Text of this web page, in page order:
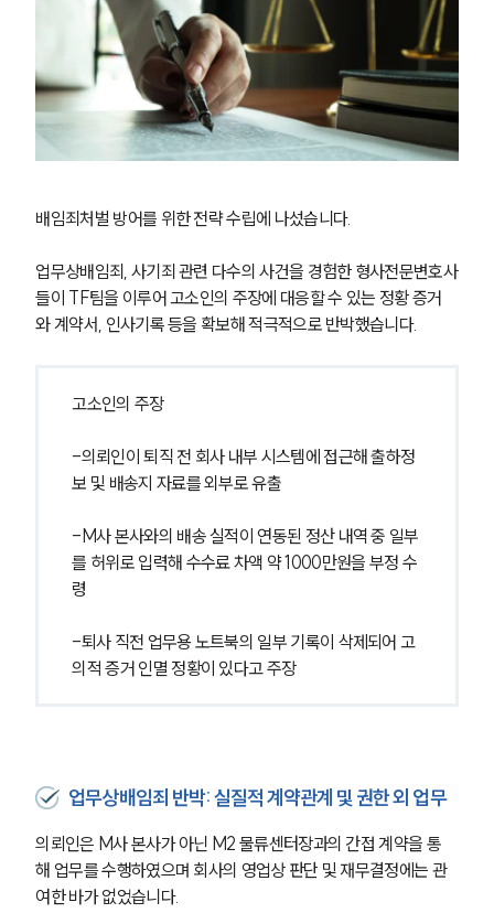
배임죄처벌 방어를 위한 전략 수립에 나섰습니다.
업무상배임죄, 사기죄 관련 다수의 사건을 경험한 형사전문변호사
들이 TF팀을 이루어 고소인의 주장에 대응할 수 있는 정황 증거
와 계약서, 인사기록 등을 확보해 적극적으로 반박했습니다.
고소인의 주장
-의뢰인이 퇴직 전 회사 내부 시스템에 접근해 출하정
보 및 배송지 자료를 외부로 유출
-M사 본사와의 배송 실적이 연동된 정산 내역 중 일부
를 허위로 입력해 수수료 차액 약 1000만원을 부정 수
령
-퇴사 직전 업무용 노트북의 일부 기록이 삭제되어 고
의적 증거 인멸 정황이 있다고 주장
업무상배임죄 반박: 실질적 계약관계 및 권한 외 업무
의뢰인은 M사 본사가 아닌 M2 물류센터장과의 간접 계약을 통
해 업무를 수행하였으며 회사의 영업상 판단 및 재무결정에는 관
여한 바가 없었습니다.